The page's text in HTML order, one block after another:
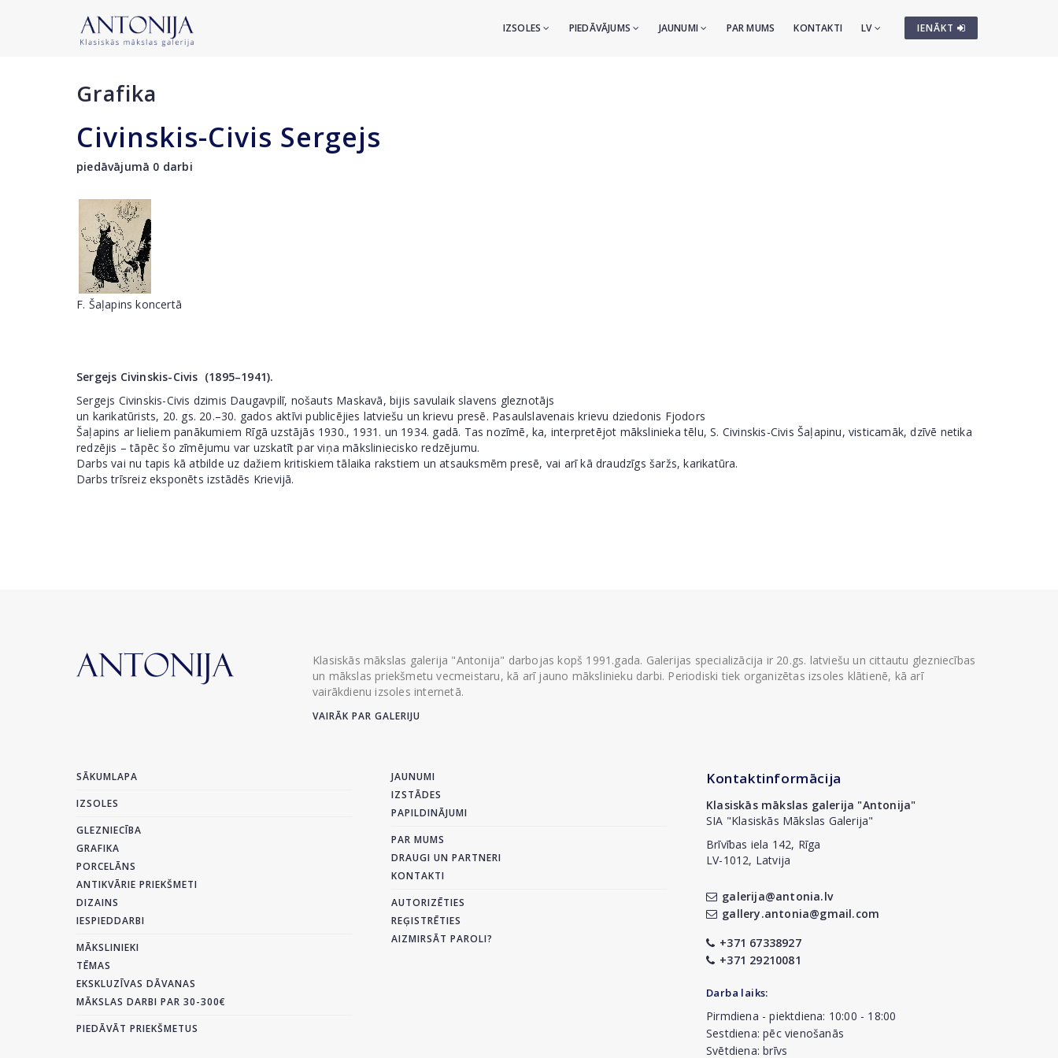
IENĀKT
IZSOLES PIEDĀVĀJUMS JAUNUMI PAR MUMS KONTAKTI LV
Grafika
Civinskis-Civis Sergejs
piedāvājumā 0 darbi
F. Šaļapins koncertā
Sergejs Civinskis-Civis (1895–1941).
Sergejs Civinskis-Civis dzimis Daugavpilī, nošauts Maskavā, bijis savulaik slavens gleznotājs
un karikatūrists, 20. gs. 20.–30. gados aktīvi publicējies latviešu un krievu presē. Pasaulslavenais krievu dziedonis Fjodors
Šaļapins ar lieliem panākumiem Rīgā uzstājās 1930., 1931. un 1934. gadā. Tas nozīmē, ka, interpretējot mākslinieka tēlu, S. Civinskis-Civis Šaļapinu, visticamāk, dzīvē netika
redzējis – tāpēc šo zīmējumu var uzskatīt par viņa māksliniecisko redzējumu.
Darbs vai nu tapis kā atbilde uz dažiem kritiskiem tālaika rakstiem un atsauksmēm presē, vai arī kā draudzīgs šaržs, karikatūra.
Darbs trīsreiz eksponēts izstādēs Krievijā.
Klasiskās mākslas galerija "Antonija" darbojas kopš 1991.gada. Galerijas specializācija ir 20.gs. latviešu un cittautu glezniecības
un mākslas priekšmetu vecmeistaru, kā arī jauno mākslinieku darbi. Periodiski tiek organizētas izsoles klātienē, kā arī
vairākdienu izsoles internetā.
VAIRĀK PAR GALERIJU
SĀKUMLAPA
IZSOLES
GLEZNIECĪBA
GRAFIKA
PORCELĀNS
ANTIKVĀRIE PRIEKŠMETI
DIZAINS
IESPIEDDARBI
MĀKSLINIEKI
TĒMAS
EKSKLUZĪVAS DĀVANAS
MĀKSLAS DARBI PAR 30-300€
PIEDĀVĀT PRIEKŠMETUS
JAUNUMI
IZSTĀDES
PAPILDINĀJUMI
PAR MUMS
DRAUGI UN PARTNERI
KONTAKTI
AUTORIZĒTIES
REĢISTRĒTIES
AIZMIRSĀT PAROLI?
Kontaktinformācija
Klasiskās mākslas galerija "Antonija"
SIA "Klasiskās Mākslas Galerija"
Brīvības iela 142, Rīga
LV-1012, Latvija
galerija@antonia.lv
gallery.antonia@gmail.com
+371 67338927
+371 29210081
Darba laiks:
Pirmdiena - piektdiena: 10:00 - 18:00
Sestdiena: pēc vienošanās
Svētdiena: brīvs